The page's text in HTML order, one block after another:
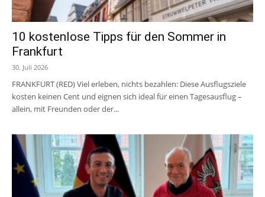
10 kostenlose Tipps für den Sommer in
Frankfurt
30. Juli 2026
FRANKFURT (RED) Viel erleben, nichts bezahlen: Diese Ausflugsziele
kosten keinen Cent und eignen sich ideal für einen Tagesausflug –
allein, mit Freunden oder der...